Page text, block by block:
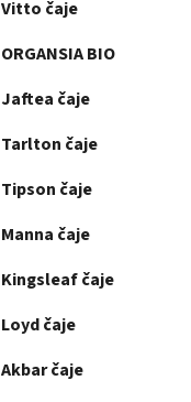
Vitto čaje
ORGANSIA BIO
Jaftea čaje
Tarlton čaje
Tipson čaje
Manna čaje
Kingsleaf čaje
Loyd čaje
Akbar čaje